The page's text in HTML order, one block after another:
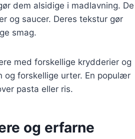
dem alsidige i madlavning. De
og saucer. Deres tekstur gør
smag.
med forskellige krydderier og
og forskellige urter. En populær
pasta eller ris.
og erfarne